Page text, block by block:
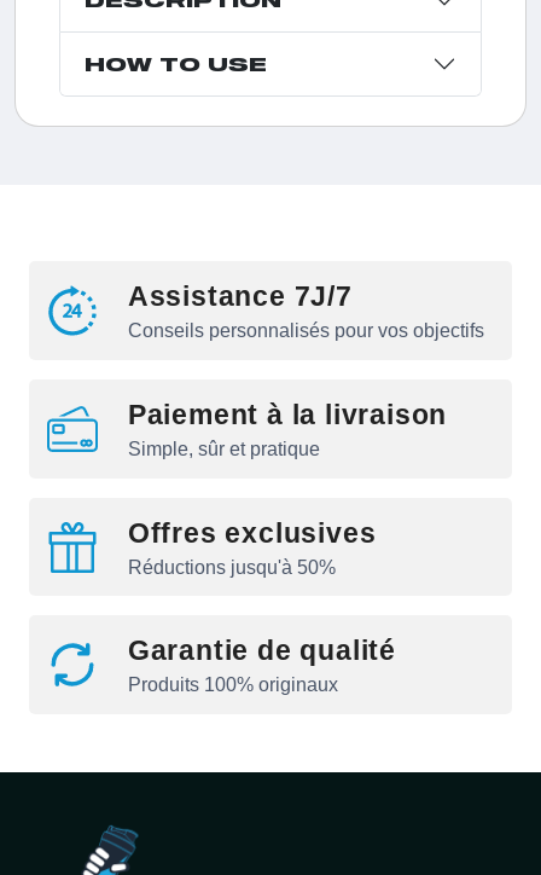
HOW TO USE
Assistance 7J/7
Conseils personnalisés pour vos objectifs
Paiement à la livraison
Simple, sûr et pratique
Offres exclusives
Réductions jusqu'à 50%
Garantie de qualité
Produits 100% originaux